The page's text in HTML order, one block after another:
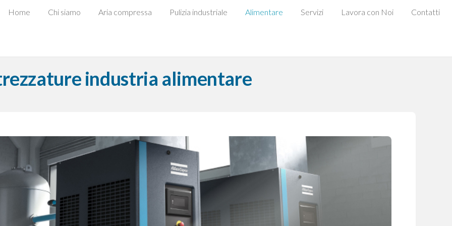
Home Chi siamo Aria compressa Pulizia industriale Alimentare Servizi Lavora con Noi Contatti
industria alimentare